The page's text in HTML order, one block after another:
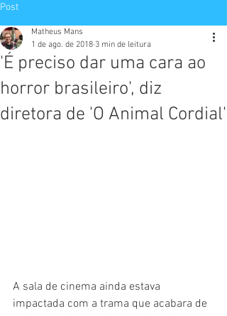
Post
'É preciso dar uma cara ao
horror brasileiro', diz
diretora de 'O Animal Cordial'
Matheus Mans
1 de ago. de 2018 3 min de leitura
A sala de cinema ainda estava
impactada com a trama que acabara de